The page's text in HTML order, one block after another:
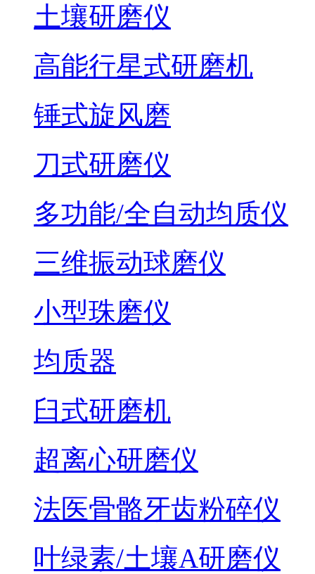
土壤研磨仪
高能行星式研磨机
锤式旋风磨
刀式研磨仪
多功能/全自动均质仪
三维振动球磨仪
小型珠磨仪
均质器
臼式研磨机
超离心研磨仪
法医骨骼牙齿粉碎仪
叶绿素/土壤A研磨仪